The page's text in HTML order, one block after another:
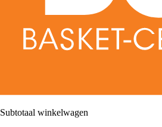
Subtotaal winkelwagen